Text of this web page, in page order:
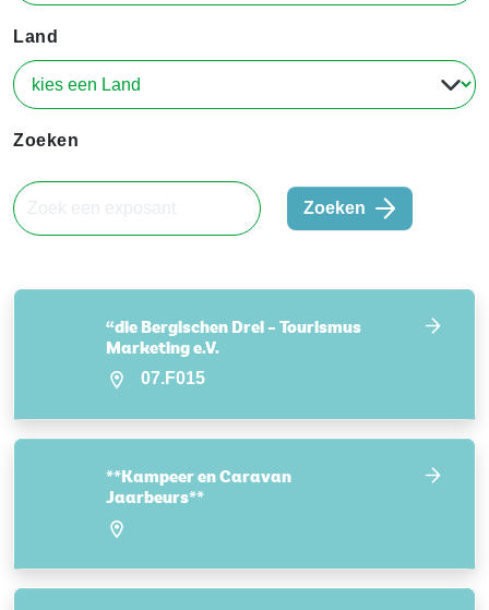
Land
Zoeken
Zoeken
“die Bergischen Drei – Tourismus
Marketing e.V.
07.F015
**Kampeer en Caravan
Jaarbeurs**